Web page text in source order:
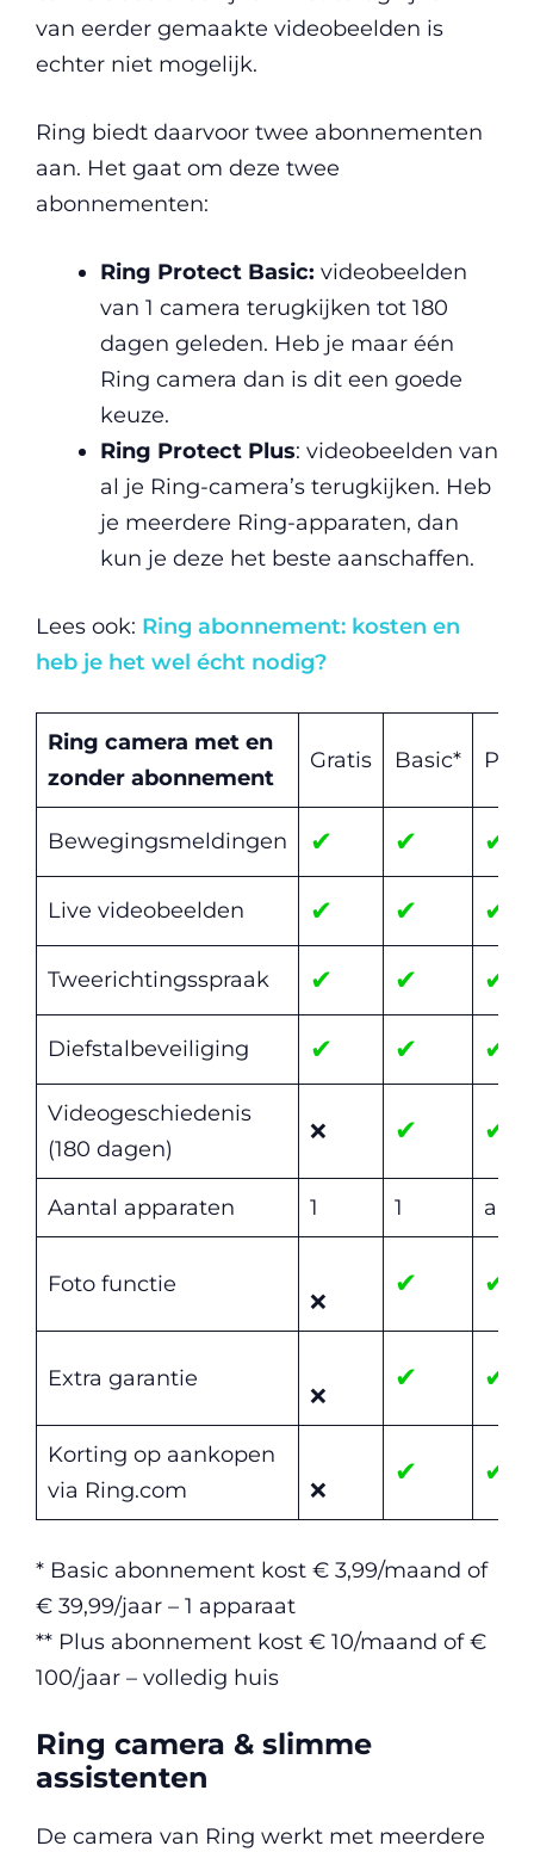
van eerder gemaakte videobeelden is
echter niet mogelijk.
Ring biedt daarvoor twee abonnementen
aan. Het gaat om deze twee
abonnementen:
Ring Protect Basic: videobeelden
van 1 camera terugkijken tot 180
dagen geleden. Heb je maar één
Ring camera dan is dit een goede
keuze.
Ring Protect Plus: videobeelden van
al je Ring-camera’s terugkijken. Heb
je meerdere Ring-apparaten, dan
kun je deze het beste aanschaffen.
Lees ook: Ring abonnement: kosten en
heb je het wel écht nodig?
Ring camera met en
zonder abonnement
Gratis Basic*
Bewegingsmeldingen ✔ ✔ ✔
Live videobeelden ✔ ✔ ✔
Tweerichtingsspraak ✔ ✔ ✔
Diefstalbeveiliging ✔ ✔ ✔
Videogeschiedenis
(180 dagen)
❌ ✔ ✔
Aantal apparaten 1 1 alle
Foto functie
❌
✔ ✔
Extra garantie
❌
✔ ✔
Korting op aankopen
via Ring.com
❌
✔ ✔
* Basic abonnement kost € 3,99/maand of
€ 39,99/jaar – 1 apparaat
** Plus abonnement kost € 10/maand of €
100/jaar – volledig huis
Ring camera & slimme
assistenten
De camera van Ring werkt met meerdere